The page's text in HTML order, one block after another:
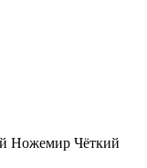
Ножемир Чёткий